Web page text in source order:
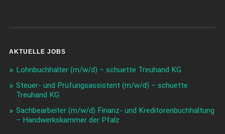
AKTUELLE JOBS
Lohnbuchhalter (m/w/d) – schuette Treuhand KG
Steuer- und Prüfungsassistent (m/w/d) – schuette
Treuhand KG
Sachbearbeiter (m/w/d) Finanz- und Kreditorenbuchhaltung
– Handwerkskammer der Pfalz